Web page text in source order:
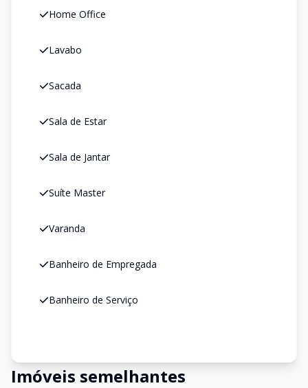
Home Office
Lavabo
Sacada
Sala de Estar
Sala de Jantar
Suíte Master
Varanda
Banheiro de Empregada
Banheiro de Serviço
Imóveis semelhantes